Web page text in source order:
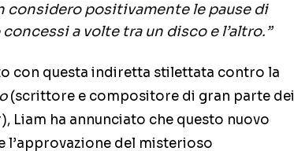
considero positivamente le pause di
a volte tra un disco e l’altro.”
con questa indiretta stilettata contro la
(scrittore e compositore di gran parte dei
Liam ha annunciato che questo nuovo
l’approvazione del misterioso